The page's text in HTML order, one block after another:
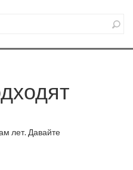
лет. Давайте